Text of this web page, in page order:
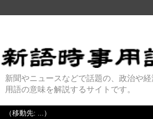
新聞やニュースなどで話題の、政治や
用語の意味を解説するサイトです。